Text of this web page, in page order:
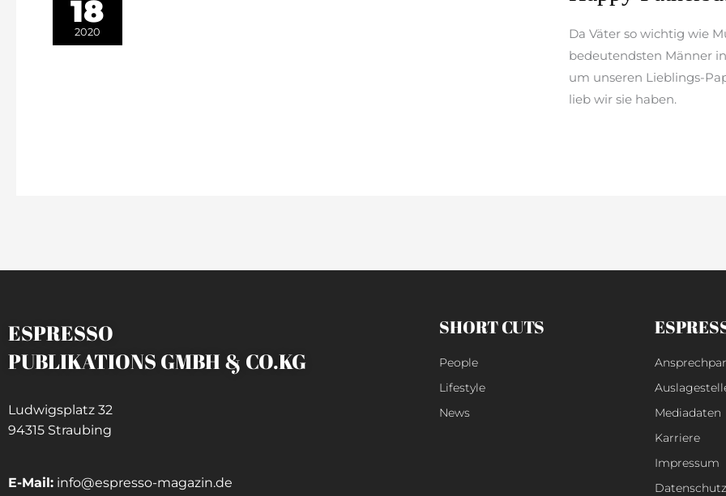
18
2020
Da Väter so wichtig wie
bedeutendsten Männer
um unseren Lieblings-
lieb wir sie haben.
Fathersday
ESPRESSO
PUBLIKATIONS GMBH & CO.KG
Ludwigsplatz 32
94315 Straubing
E-Mail: info@espresso-magazin.de
SHORT CUTS
People
Lifestyle
News
Mediadaten
Karriere
Impressum
Datenschutz